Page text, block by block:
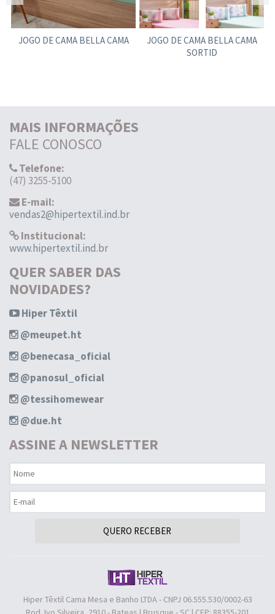
JOGO DE CAMA BELLA CAMA
JOGO DE CAMA BELLA CAMA
SORTID
MAIS INFORMAÇÕES
FALE CONOSCO
Telefone:
(47) 3255-5100
E-mail:
vendas2@hipertextil.ind.br
Institucional:
www.hipertextil.ind.br
QUER SABER DAS
NOVIDADES?
Hiper Têxtil
@meupet.ht
@benecasa_oficial
@panosul_oficial
@tessihomewear
@due.ht
ASSINE A NEWSLETTER
QUERO RECEBER
Hiper Têxtil Cama Mesa e Banho LTDA - CNPJ 06.555.530/0002-63